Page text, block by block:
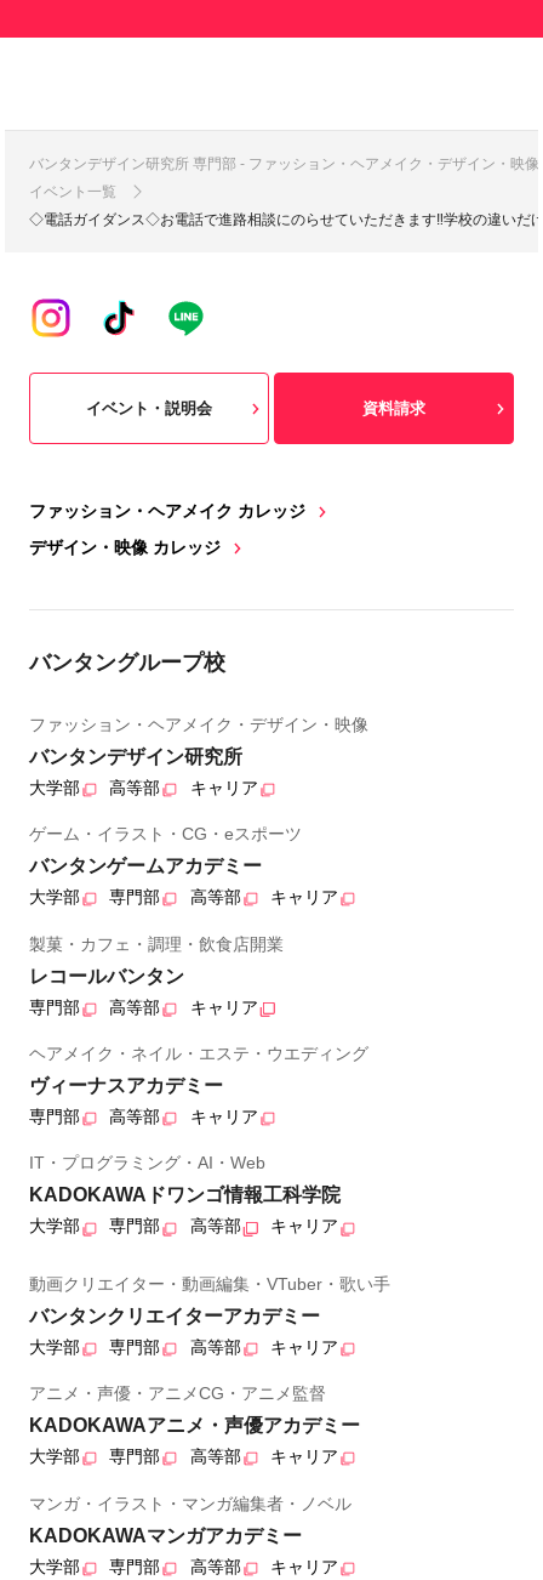
バンタンデザイン研究所 専門部 - ファッション・ヘアメイク・デザイン・映
イベント一覧
◇電話ガイダンス◇お電話で進路相談にのらせていただきます‼学校の違いだ
ファッション・ヘアメイク カレッジ
デザイン・映像 カレッジ
イベント・説明会 資料請求
バンタングループ校
ファッション・ヘアメイク・デザイン・映像
バンタンデザイン研究所
大学部 高等部 キャリア
ゲーム・イラスト・CG・eスポーツ
バンタンゲームアカデミー
大学部 専門部 高等部 キャリア
製菓・カフェ・調理・飲食店開業
レコールバンタン
専門部 高等部 キャリア
ヘアメイク・ネイル・エステ・ウエディング
ヴィーナスアカデミー
専門部 高等部 キャリア
IT・プログラミング・AI・Web
KADOKAWAドワンゴ情報工科学院
大学部 専門部 高等部 キャリア
動画クリエイター・動画編集・VTuber・歌い手
バンタンクリエイターアカデミー
大学部 専門部 高等部 キャリア
アニメ・声優・アニメCG・アニメ監督
KADOKAWAアニメ・声優アカデミー
大学部 専門部 高等部 キャリア
マンガ・イラスト・マンガ編集者・ノベル
KADOKAWAマンガアカデミー
大学部 専門部 高等部 キャリア